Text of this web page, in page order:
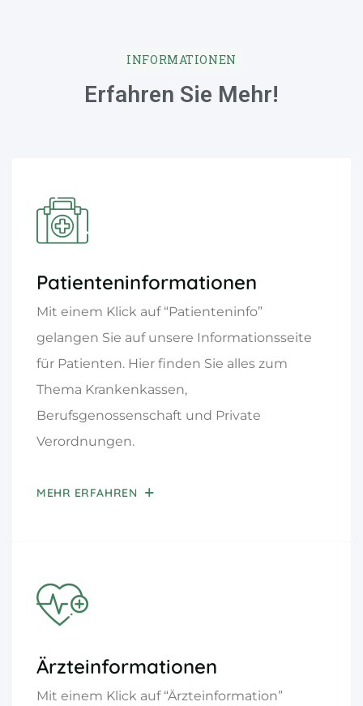
INFORMATIONEN
Erfahren Sie Mehr!
Patienteninformationen
Mit einem Klick auf “Patienteninfo”
gelangen Sie auf unsere Informationsseite
für Patienten. Hier finden Sie alles zum
Thema Krankenkassen,
Berufsgenossenschaft und Private
Verordnungen.
MEHR ERFAHREN
Ärzteinformationen
Mit einem Klick auf “Ärzteinformation”